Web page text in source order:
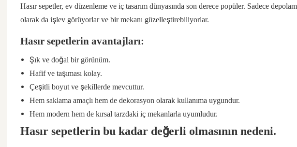
Hasır sepetler, ev düzenleme ve iç tasarım dünyasında son derece popüler. Sadece
olarak da işlev görüyorlar ve bir mekanı güzelleştirebiliyorlar.
Hasır sepetlerin avantajları:
Şık ve doğal bir görünüm.
Hafif ve taşıması kolay.
Çeşitli boyut ve şekillerde mevcuttur.
Hem saklama amaçlı hem de dekorasyon olarak kullanıma uygundur.
Hem modern hem de kırsal tarzdaki iç mekanlarla uyumludur.
Hasır sepetlerin bu kadar değerli olmasının nedeni.